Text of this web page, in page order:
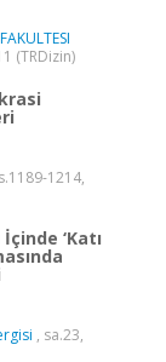
(TRDizin)
1214,
‘Katı
, sa.23,